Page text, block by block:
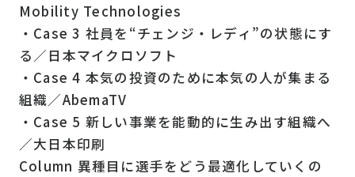
Mobility Technologies
・Case 3 社員を“チェンジ・レディ”の状態にす
る／日本マイクロソフト
・Case 4 本気の投資のために本気の人が集まる
組織／AbemaTV
・Case 5 新しい事業を能動的に生み出す組織へ
／大日本印刷
Column 異種目に選手をどう最適化していくの